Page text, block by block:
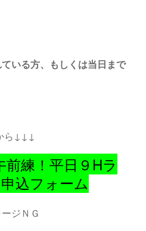
いる方、もしくは当日まで
ら↓↓↓
前練！平日９Hラ
込フォーム
ジＮＧ